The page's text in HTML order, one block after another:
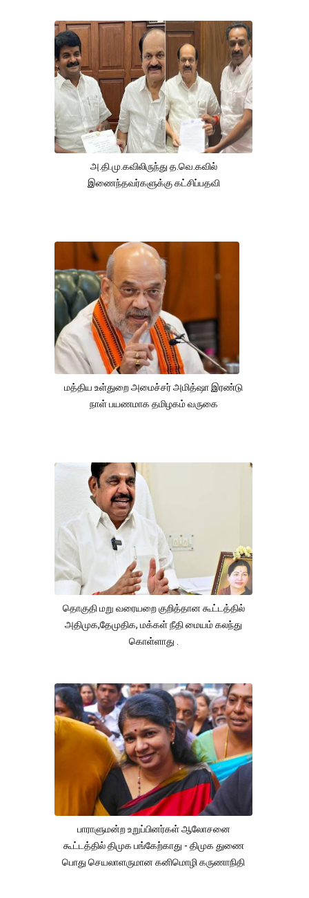
அ.தி.மு.கவிலிருந்து த.வெ.கவில்
இணைந்தவர்களுக்கு கட்சிப்பதவி
மத்திய உள்துறை அமைச்சர் அமித்ஷா இரண்டு
நாள் பயணமாக தமிழகம் வருகை
தொகுதி மறு வரையறை குறித்தான கூட்டத்தில்
அதிமுக,தேமுதிக, மக்கள் நீதி மையம் கலந்து
கொள்ளாது .
பாராளுமன்ற உறுப்பினர்கள் ஆலோசனை
கூட்டத்தில் திமுக பங்கேற்காது - திமுக துணை
பொது செயலாளருமான கனிமொழி கருணாநிதி